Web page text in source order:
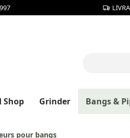
Shop Grinder Bangs &
pour bangs